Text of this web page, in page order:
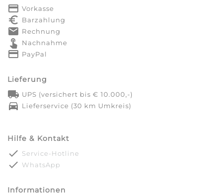
payment Vorkasse
euro_symbol Barzahlung
markunread Rechnung
touch_app Nachnahme
credit_card PayPal
Lieferung
local_shipping UPS (versichert bis € 10.000,-)
directions_car Lieferservice (30 km Umkreis)
Hilfe & Kontakt
done Service-Hotline
done WhatsApp
Informationen